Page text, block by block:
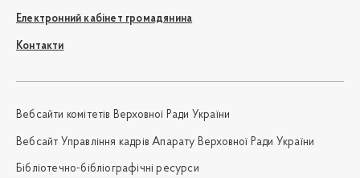
Електронний кабінет громадянина
Контакти
Вебсайти комітетів Верховної Ради України
Вебсайт Управління кадрів Апарату Верховної Ради України
Бібліотечно-бібліографічні ресурси